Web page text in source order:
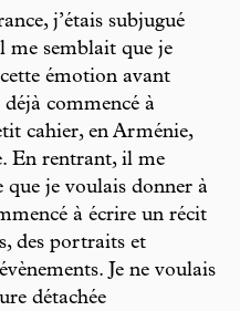
j’étais subjugué
me semblait que je
émotion avant
déjà commencé à
cahier, en Arménie,
En rentrant, il me
je voulais donner à
à écrire un récit
des portraits et
Je ne voulais
détachée